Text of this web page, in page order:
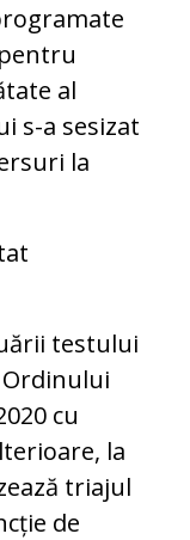
al
s-a sesizat
la
testului
cu
la
triajul
de